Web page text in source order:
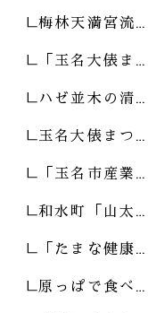
梅林天満宮流…
「玉名大俵ま…
ハゼ並木の清…
玉名大俵まつ…
「玉名市産業…
和水町「山太…
「たまな健康…
原っぱで食べ…